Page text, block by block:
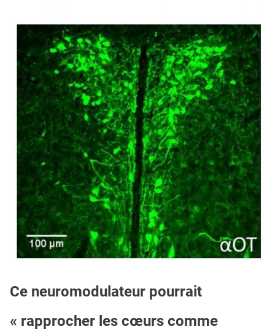
Ce neuromodulateur pourrait
« rapprocher les cœurs comme